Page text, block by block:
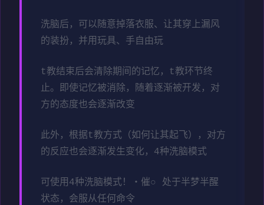
洗脑后，可以随意掉落衣服、让其穿上漏风
的装扮，并用玩具、手自由玩
t教结束后会清除期间的记忆，t教环节终
止。即使记忆被消除，随着逐渐被开发，对
方的态度也会逐渐改变
此外，根据t教方式（如何让其起飞），对方
的反应也会逐渐发生变化，4种洗脑模式
可使用4种洗脑模式！・催○ 处于半梦半醒
状态，会服从任何命令